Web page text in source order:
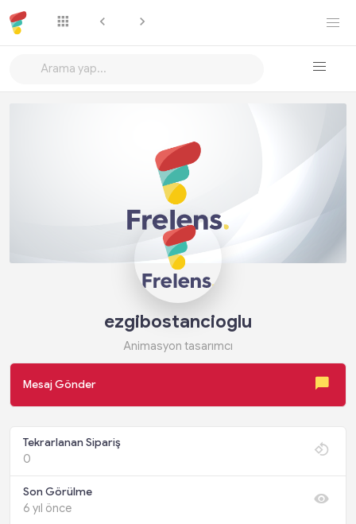
Takip Et
ezgibostancioglu
Animasyon tasarımcı
Mesaj Gönder
Tekrarlanan Sipariş
0
Son Görülme
6 yıl önce